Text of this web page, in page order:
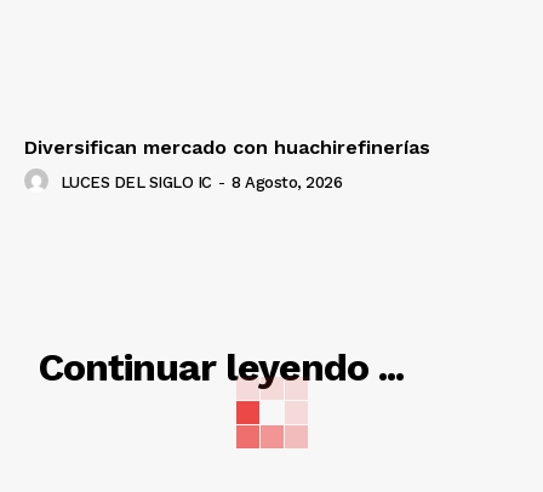
Diversifican mercado con huachirefinerías
LUCES DEL SIGLO IC - 8 Agosto, 2026
Continuar leyendo ...
RELACIONADO